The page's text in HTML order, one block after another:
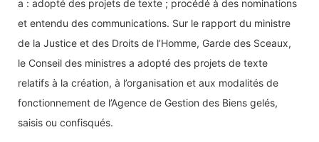
a : adopté des projets de texte ; procédé à des nominations
et entendu des communications. Sur le rapport du ministre
de la Justice et des Droits de l’Homme, Garde des Sceaux,
le Conseil des ministres a adopté des projets de texte
relatifs à la création, à l’organisation et aux modalités de
fonctionnement de l’Agence de Gestion des Biens gelés,
saisis ou confisqués.